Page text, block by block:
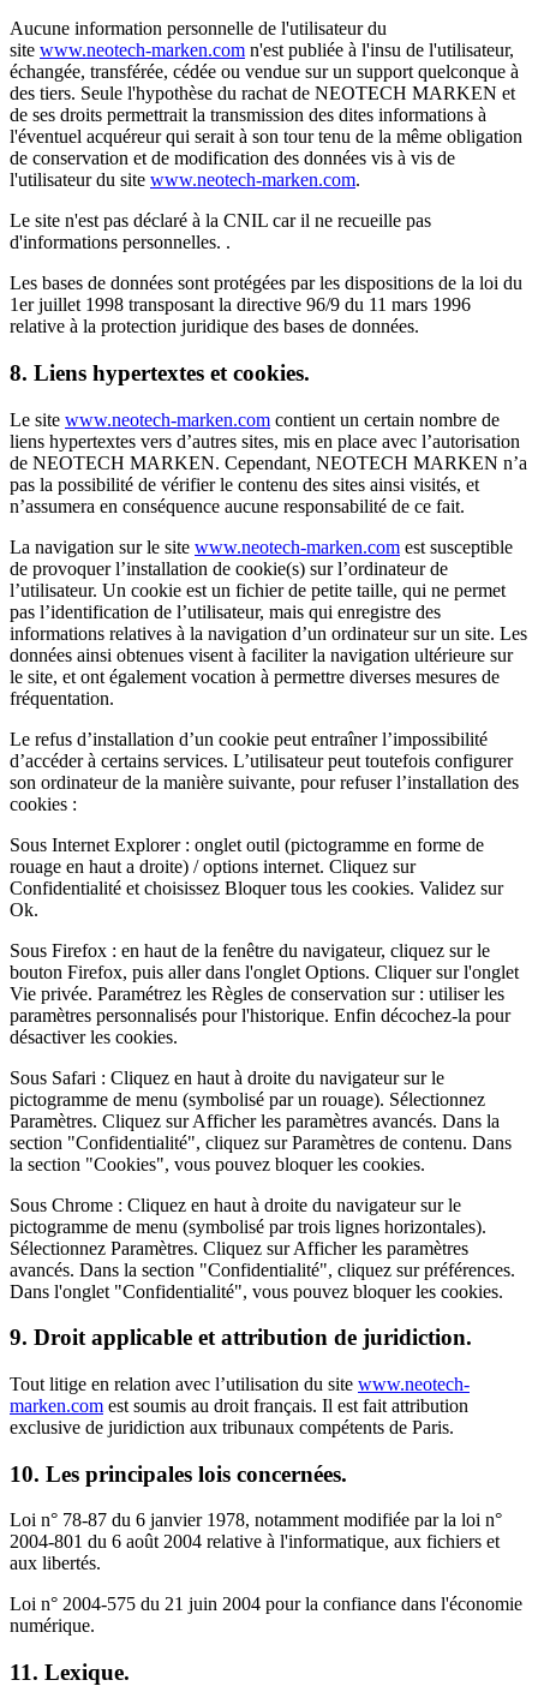
Aucune information personnelle de l'utilisateur du
site www.neotech-marken.com n'est publiée à l'insu de l'utilisateur,
échangée, transférée, cédée ou vendue sur un support quelconque à
des tiers. Seule l'hypothèse du rachat de NEOTECH MARKEN et
de ses droits permettrait la transmission des dites informations à
l'éventuel acquéreur qui serait à son tour tenu de la même obligation
de conservation et de modification des données vis à vis de
l'utilisateur du site www.neotech-marken.com.
Le site n'est pas déclaré à la CNIL car il ne recueille pas
d'informations personnelles. .
Les bases de données sont protégées par les dispositions de la loi du
1er juillet 1998 transposant la directive 96/9 du 11 mars 1996
relative à la protection juridique des bases de données.
8. Liens hypertextes et cookies.
Le site www.neotech-marken.com contient un certain nombre de
liens hypertextes vers d’autres sites, mis en place avec l’autorisation
de NEOTECH MARKEN. Cependant, NEOTECH MARKEN n’a
pas la possibilité de vérifier le contenu des sites ainsi visités, et
n’assumera en conséquence aucune responsabilité de ce fait.
La navigation sur le site www.neotech-marken.com est susceptible
de provoquer l’installation de cookie(s) sur l’ordinateur de
l’utilisateur. Un cookie est un fichier de petite taille, qui ne permet
pas l’identification de l’utilisateur, mais qui enregistre des
informations relatives à la navigation d’un ordinateur sur un site. Les
données ainsi obtenues visent à faciliter la navigation ultérieure sur
le site, et ont également vocation à permettre diverses mesures de
fréquentation.
Le refus d’installation d’un cookie peut entraîner l’impossibilité
d’accéder à certains services. L’utilisateur peut toutefois configurer
son ordinateur de la manière suivante, pour refuser l’installation des
cookies :
Sous Internet Explorer : onglet outil (pictogramme en forme de
rouage en haut a droite) / options internet. Cliquez sur
Confidentialité et choisissez Bloquer tous les cookies. Validez sur
Ok.
Sous Firefox : en haut de la fenêtre du navigateur, cliquez sur le
bouton Firefox, puis aller dans l'onglet Options. Cliquer sur l'onglet
Vie privée. Paramétrez les Règles de conservation sur : utiliser les
paramètres personnalisés pour l'historique. Enfin décochez-la pour
désactiver les cookies.
Sous Safari : Cliquez en haut à droite du navigateur sur le
pictogramme de menu (symbolisé par un rouage). Sélectionnez
Paramètres. Cliquez sur Afficher les paramètres avancés. Dans la
section "Confidentialité", cliquez sur Paramètres de contenu. Dans
la section "Cookies", vous pouvez bloquer les cookies.
Sous Chrome : Cliquez en haut à droite du navigateur sur le
pictogramme de menu (symbolisé par trois lignes horizontales).
Sélectionnez Paramètres. Cliquez sur Afficher les paramètres
avancés. Dans la section "Confidentialité", cliquez sur préférences.
Dans l'onglet "Confidentialité", vous pouvez bloquer les cookies.
9. Droit applicable et attribution de juridiction.
Tout litige en relation avec l’utilisation du site www.neotech-
marken.com est soumis au droit français. Il est fait attribution
exclusive de juridiction aux tribunaux compétents de Paris.
10. Les principales lois concernées.
Loi n° 78-87 du 6 janvier 1978, notamment modifiée par la loi n°
2004-801 du 6 août 2004 relative à l'informatique, aux fichiers et
aux libertés.
Loi n° 2004-575 du 21 juin 2004 pour la confiance dans l'économie
numérique.
11. Lexique.